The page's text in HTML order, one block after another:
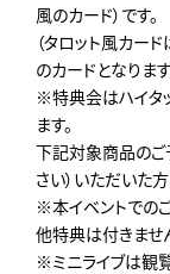
風のカード）です。
（タロット風カー
のカードとなります
※特典会はハイタ
ます。
下記対象商品のご
さい）いただいた
※本イベントでの
他特典は付きませ
※ミニライブは観